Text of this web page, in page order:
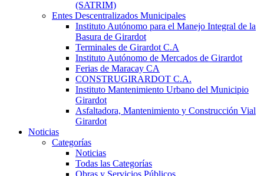
(SATRIM)
Entes Descentralizados Municipales
Instituto Autónomo para el Manejo Integral de la
Basura de Girardot
Terminales de Girardot C.A
Instituto Autónomo de Mercados de Girardot
Ferias de Maracay CA
CONSTRUGIRARDOT C.A.
Instituto Mantenimiento Urbano del Municipio
Girardot
Asfaltadora, Mantenimiento y Construcción Vial
Girardot
Noticias
Categorías
Noticias
Todas las Categorías
Obras y Servicios Públicos